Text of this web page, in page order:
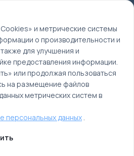
Сингапур в стиле Mandarin
и метрические системы
о производительности и
для улучшения и
предоставления информации.
или продолжая пользоваться
на размещение файлов
метрических систем в
персональных данных.